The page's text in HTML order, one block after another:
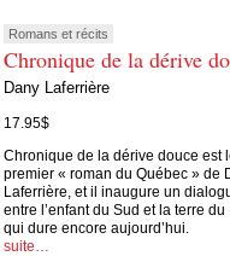
Romans et récits
Chronique de la dérive
Dany Laferrière
17.95$
Chronique de la dérive douce est
premier « roman du Québec » de
Laferrière, et il inaugure un
entre l’enfant du Sud et la terre du
qui dure encore aujourd’hui.
suite…